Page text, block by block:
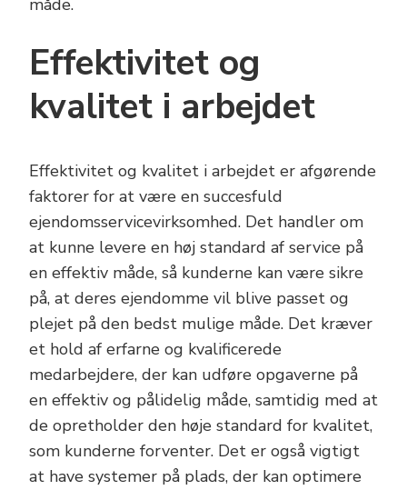
Effektivitet og
kvalitet i arbejdet
Effektivitet og kvalitet i arbejdet er afgørende
faktorer for at være en succesfuld
ejendomsservicevirksomhed. Det handler om
at kunne levere en høj standard af service på
en effektiv måde, så kunderne kan være sikre
på, at deres ejendomme vil blive passet og
plejet på den bedst mulige måde. Det kræver
et hold af erfarne og kvalificerede
medarbejdere, der kan udføre opgaverne på
en effektiv og pålidelig måde, samtidig med at
de opretholder den høje standard for kvalitet,
som kunderne forventer. Det er også vigtigt
at have systemer på plads, der kan optimere